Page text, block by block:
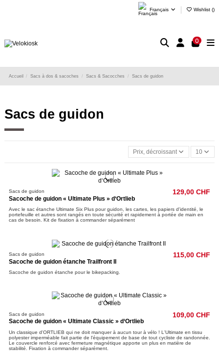
Français Wishlist ()
0
Accueil Sacs à dos & sacoches Sacs & Sacocches Sacs de guidon
Sacs de guidon
Prix, décroissant 10
Sacs de guidon
Sacoche de guidon « Ultimate Plus » d‘Ortlieb
129,00 CHF
Avec le sac étanche Ultimate Six Plus pour guidon, les cartes, les papiers d'identité, le
portefeuille et autres sont rangés en toute sécurité et rapidement à portée de main en
cas de besoin. Kit de fixation à commander séparément
Sacs de guidon
Sacoche de guidon étanche Trailfront II
115,00 CHF
Sacoche de guidon étanche pour le bikepacking.
Sacs de guidon
Sacoche de guidon « Ultimate Classic » d‘Ortlieb
109,00 CHF
Un classique d'ORTLIEB qui ne doit manquer à aucun tour à vélo ! L'Ultimate en tissu
polyester imperméable fait partie de l'équipement de base de tout cycliste de randonnée.
Le couvercle renforcé avec fermeture magnétique apporte un plus en matière de
stabilité. Fixation à commander séparément.